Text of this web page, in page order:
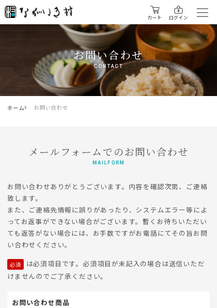
カート ログイン
お問い合わせ
CONTACT
ホーム お問い合わせ
メールフォームでのお問い合わせ
MAILFORM
お問い合わせありがとうございます。内容を確認次第、ご連絡
致します。
また、ご連絡先情報に誤りがあったり、システムエラー等によ
ってお返事ができない場合がございます。暫くお待ちいただい
ても返答がない場合には、お手数ですがお電話にてその旨お問
い合わせください。
は必須項目です。必須項目が未記入の場合は送信いただ
けませんのでご了承ください。
お問い合わせ商品